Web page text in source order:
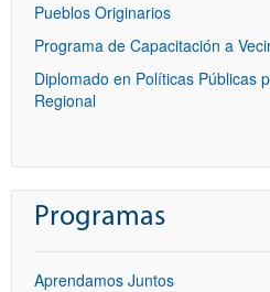
Pueblos Originarios
Programa de Capacitación a
Diplomado en Políticas Públicas
Regional
Programas
Aprendamos Juntos